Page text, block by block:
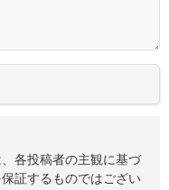
各投稿者の主観に基づ
証するものではござい